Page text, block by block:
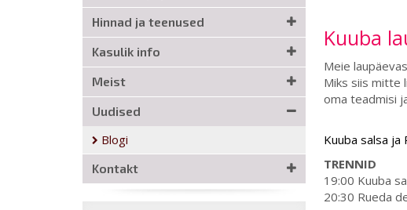
Hinnad ja teenused
Kasulik info
Meist
Uudised
Blogi
Kontakt
Kuuba
Meie
Miks siis mitte
oma teadmisi
Kuuba salsa ja
TRENNID
19:00 Kuuba
20:30 Rueda